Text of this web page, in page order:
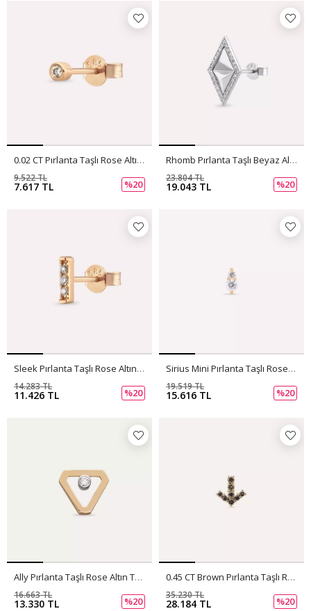
0.02 CT Pırlanta Taşlı Rose Altın Tek Küpe
7.617 TL
9.522 TL
%20
Rhomb Pırlanta Taşlı Beyaz Altın Tek Küpe
19.043 TL
23.804 TL
%20
Sleek Pırlanta Taşlı Rose Altın Tek Küpe
11.426 TL
14.283 TL
%20
Sirius Mini Pırlanta Taşlı Rose Altın Küpe
15.616 TL
19.519 TL
%20
Ally Pırlanta Taşlı Rose Altın Tek Küpe
13.330 TL
16.663 TL
%20
0.45 CT Brown Pırlanta Taşlı Rose Altın Tek Küpe
28.184 TL
35.230 TL
%20